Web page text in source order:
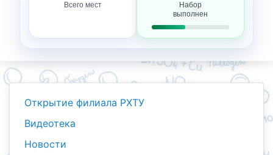
Всего мест
Набор
выполнен
Открытие филиала РХТУ
Видеотека
Новости